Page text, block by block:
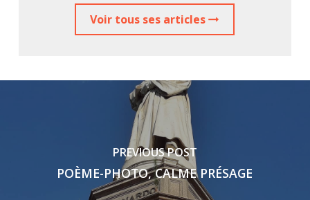
Voir tous ses articles
PREVIOUS POST
POÈME-PHOTO, CALME PRÉSAGE